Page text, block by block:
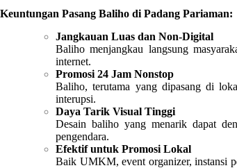
Keuntungan Pasang Baliho di Padang Pariaman:
Jangkauan Luas dan Non-Digital
Baliho menjangkau langsung
internet.
Promosi 24 Jam Nonstop
Baliho, terutama yang dipasang di
interupsi.
Daya Tarik Visual Tinggi
Desain baliho yang menarik dapat
pengendara.
Efektif untuk Promosi Lokal
Baik UMKM, event organizer, instansi